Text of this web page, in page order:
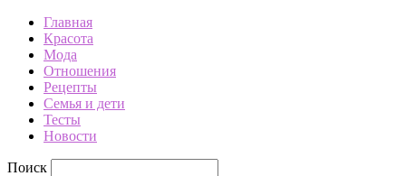
Главная
Красота
Мода
Отношения
Рецепты
Семья и дети
Тесты
Новости
Поиск